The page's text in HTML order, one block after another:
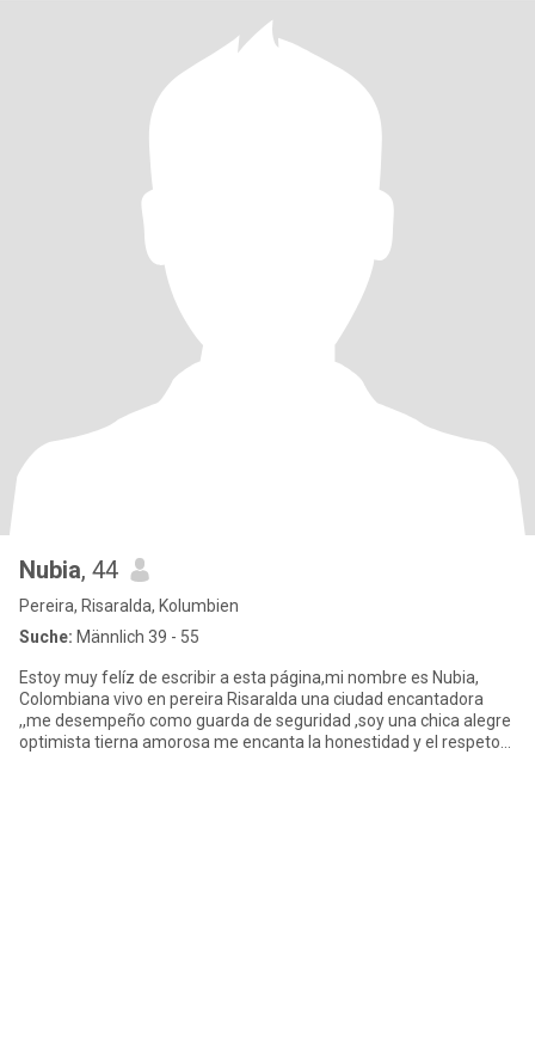
Nubia, 44
Pereira, Risaralda, Kolumbien
Suche: Männlich 39 - 55
Estoy muy felíz de escribir a esta página,mi nombre es Nubia,
Colombiana vivo en pereira Risaralda una ciudad encantadora
,,me desempeño como guarda de seguridad ,soy una chica alegre
optimista tierna amorosa me encanta la honestidad y el respeto